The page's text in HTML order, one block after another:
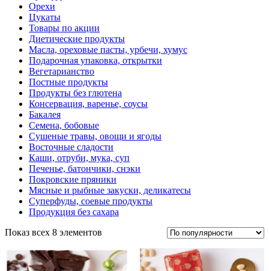
Орехи
Цукаты
Товары по акции
Диетические продукты
Масла, ореховые пасты, урбечи, хумус
Подарочная упаковка, открытки
Вегетарианство
Постные продукты
Продукты без глютена
Консервация, варенье, соусы
Бакалея
Семена, бобовые
Сушеные травы, овощи и ягоды
Восточные сладости
Каши, отруби, мука, суп
Печенье, батончики, снэки
Покровские пряники
Мясные и рыбные закуски, деликатесы
Суперфуды, соевые продукты
Продукция без сахара
Показ всех 8 элементов